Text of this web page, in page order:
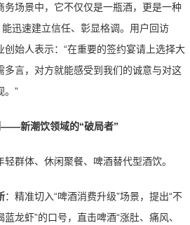
务场景中，它不仅仅是一瓶酒，更是一种
能迅速建立信任、彰显格调。用户回访
创始人表示：“在重要的签约宴请上选择大
多言，对方就能感受到我们的诚意与对这
。”
——新潮饮领域的“破局者”
轻群体、休闲聚餐、啤酒替代型酒饮。
：精准切入“啤酒消费升级”场景，提出“不
蓝龙虾”的口号，直击啤酒“涨肚、痛风、